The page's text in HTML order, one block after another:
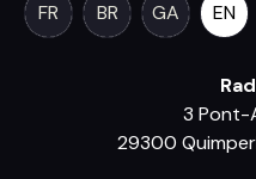
FR
BR GA EN
3 Pont-
29300